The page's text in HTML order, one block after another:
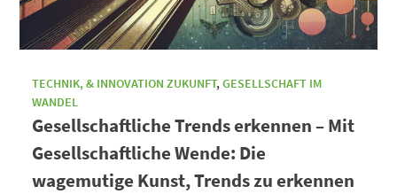
TECHNIK, & INNOVATION ZUKUNFT,GESELLSCHAFT IM
WANDEL
Gesellschaftliche Trends erkennen – Mit
Gesellschaftliche Wende: Die
wagemutige Kunst, Trends zu erkennen